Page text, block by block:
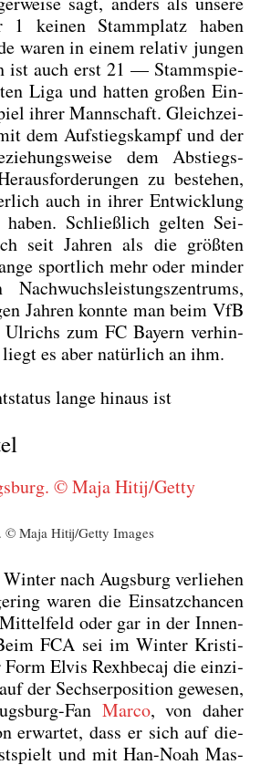
1 kei­nen Stamm­platz haben
waren in einem rela­tiv jun­gen
auch erst 21 — Stamm­spie­
Liga und hat­ten gro­ßen Ein­
ihrer Mann­schaft. Gleich­zei­
dem Auf­stiegs­kampf und der
dem Abstiegs­
zu bestehen,
auch in ihrer Ent­wick­lung
haben. Schließ­lich gel­ten Sei­
seit Jah­ren als die größ­ten
sport­lich mehr oder min­der
Nach­wuchs­leis­tungs­zen­trums,
Jah­ren konn­te man beim VfB
Ulrichs zum FC Bay­ern ver­hin­
es aber natür­lich an ihm.
lan­ge hin­aus ist
Maja Hitij/Getty Images
nach Augs­burg ver­lie­hen
waren die Ein­satz­chan­cen
oder gar in der Innen­
FCA sei im Win­ter Kris­ti­
Form Elvis Rexh­be­caj die ein­zi­
der Sech­ser­po­si­ti­on gewe­sen,
Fan Mar­co, von daher
erwar­tet, dass er sich auf die­
und mit Han-Noah Mas­